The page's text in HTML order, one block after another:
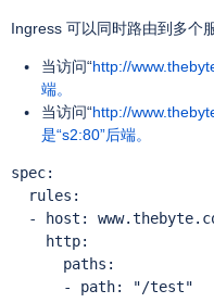
Ingress 可以同时路由到多个
当访问“http://
端。
当访问“http://
是“s2:80”后端。
spec:
  rules:
- host:
    http:
      paths:
      - path: "/test"